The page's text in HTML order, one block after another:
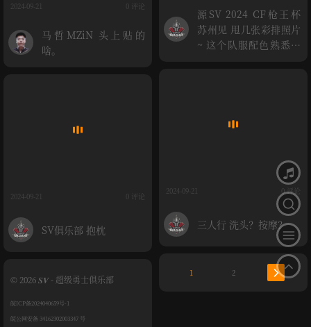
2024-09-21 0 评论
马哲MZiN 头上贴的
啥。
源SV 2024 CF枪王杯
苏州见 甩几张彩排照片
~ 这个队服配色熟悉吗
2024-09-21 0 评论
三人行 洗头？按摩？
2024-09-21 0 评论
SV俱乐部 抱枕
1 2
© 2026 𝑺𝑽 - 超级勇士俱乐部
皖ICP备2024040659号-1
皖公网安备 34162302003347 号